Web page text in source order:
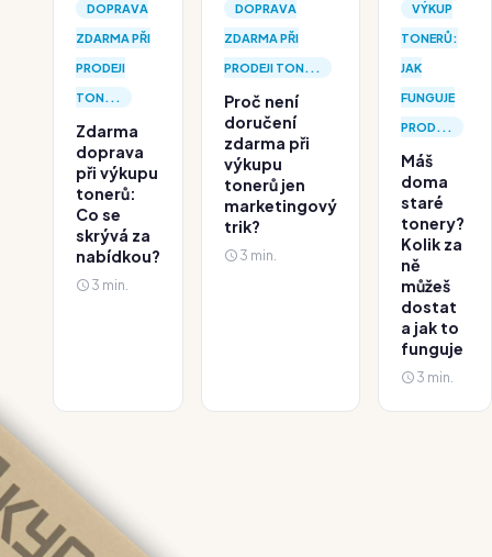
DOPRAVA
ZDARMA PŘI
PRODEJI
TON...
Zdarma
doprava
při výkupu
tonerů:
Co se
skrývá za
nabídkou?
3 min.
DOPRAVA
ZDARMA PŘI
PRODEJI TON...
Proč není
doručení
zdarma při
výkupu
tonerů jen
marketingový
trik?
3 min.
VÝKUP
TONERŮ:
JAK
FUNGUJE
PROD...
Máš
doma
staré
tonery?
Kolik za
ně
můžeš
dostat
a jak to
funguje
3 min.